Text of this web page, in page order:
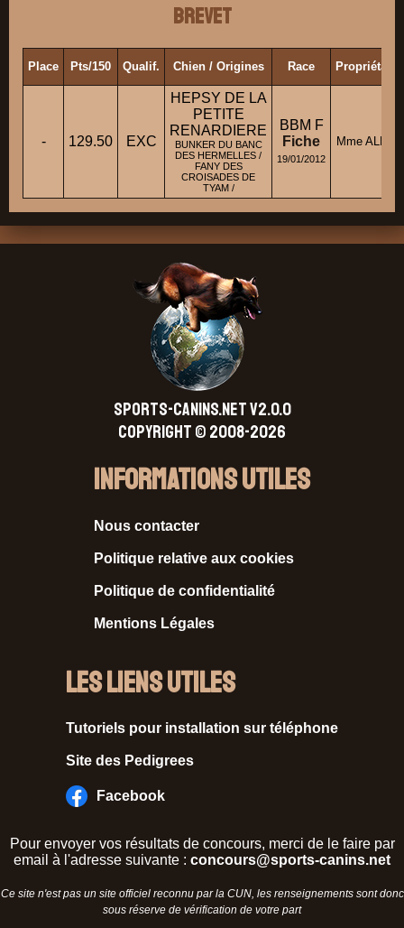
Brevet
Place Pts/150 Qualif. Chien / Origines Race
- 129.50 EXC
HEPSY DE LA
PETITE
RENARDIERE
BUNKER DU BANC
DES HERMELLES /
FANY DES
CROISADES DE
TYAM /
BBM F
Fiche
19/01/2012
Mme
SPORTS-CANINS.NET V2.0.0
Copyright © 2008-2026
Informations Utiles
Nous contacter
Politique relative aux cookies
Politique de confidentialité
Mentions Légales
Les liens utiles
Tutoriels pour installation sur téléphone
Site des Pedigrees
Facebook
Pour envoyer vos résultats de concours, merci de le faire par
email à l'adresse suivante : concours@sports-canins.net
Ce site n'est pas un site officiel reconnu par la CUN, les renseignements sont donc
sous réserve de vérification de votre part